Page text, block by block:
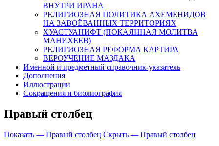
ВНУТРИ ИРАНА
РЕЛИГИОЗНАЯ ПОЛИТИКА АХЕМЕНИДОВ
НА ЗАВОЁВАННЫХ ТЕРРИТОРИЯХ
ХУАСТУАНИФТ (ПОКАЯННАЯ МОЛИТВА
МАНИХЕЕВ)
РЕЛИГИОЗНАЯ РЕФОРМА КАРТИРА
ВЕРОУЧЕНИЕ МАЗДАКА
Именной и предметный справочник-указатель
Дополнения
Иллюстрации
Сокращения и библиография
Правый столбец
Показать — Правый столбец Скрыть — Правый столбец